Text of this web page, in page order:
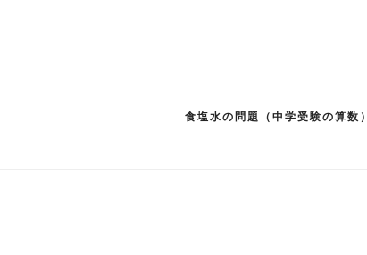
食塩水の問題（中学受験の算数）